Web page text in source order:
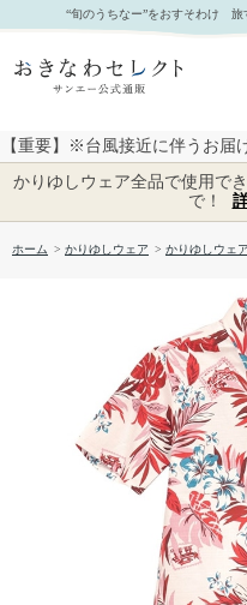
【送料無料】しゅり花たより かりゆしウ
通販
“旬のうちなー”をおすそわけ 旅
【重要】※台風接近に伴うお届
かりゆしウェア全品で使用で
で！
ホーム > かりゆしウェア > かりゆしウェ